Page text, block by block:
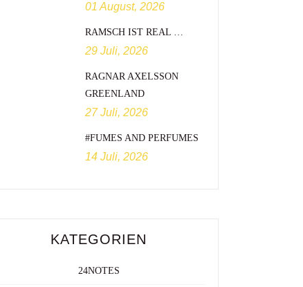
01 August, 2026
RAMSCH IST REAL …
29 Juli, 2026
RAGNAR AXELSSON
GREENLAND
27 Juli, 2026
#FUMES AND PERFUMES
14 Juli, 2026
KATEGORIEN
24NOTES